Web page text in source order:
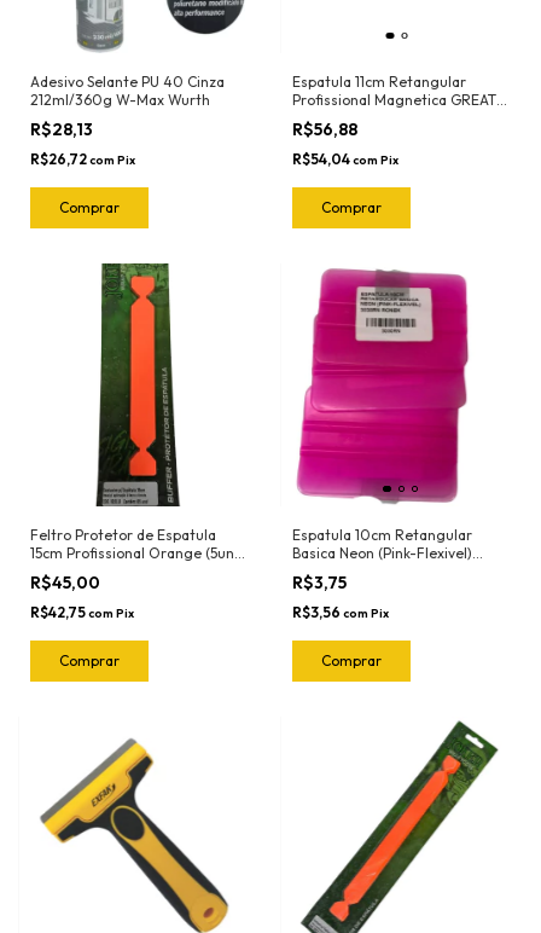
Adesivo Selante PU 40 Cinza
212ml/360g W-Max Wurth
R$28,13
R$26,72com Pix
Espatula 11cm Retangular
Profissional Magnetica GREAT
(Verde-Flexivel) 3112 Joker
R$56,88
R$54,04com Pix
Feltro Protetor de Espatula
15cm Profissional Orange (5und)
1022.O Joker
R$45,00
R$42,75com Pix
Espatula 10cm Retangular
Basica Neon (Pink-Flexivel)
3030RN Ronek
R$3,75
R$3,56 com Pix